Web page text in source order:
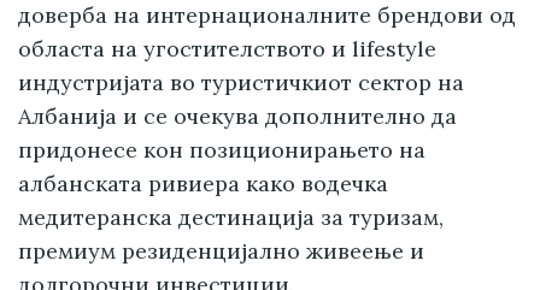
доверба на интернационалните брендови од
областа на угостителството и lifestyle
индустријата во туристичкиот сектор на
Албанија и се очекува дополнително да
придонесе кон позиционирањето на
албанската ривиера како водечка
медитеранска дестинација за туризам,
премиум резиденцијално живеење и